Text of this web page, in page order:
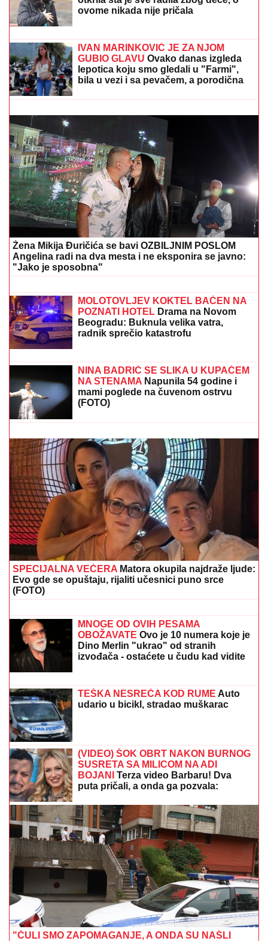
otkrila šta je sve radila zbog dece, o
ovome nikada nije pričala
Ovo se dešava u domu Ognjena Amidžića i Mine
Naumović, redovno ih POSEĆUJE ŽENA IZ AZIJE:
"Bio je proces oko papirologije, sa Perunom ne može
da pomogne"
IVAN MARINKOVIĆ JE ZA NJOM
GUBIO GLAVU
Ovako danas izgleda
lepotica koju smo gledali u "Farmi",
tragedija ju je slomila
PODIGNUTA OPTUŽNICA PROTIV
MAJKE (50) I SINA (20)Planirali
ubistvo Luke Bojovića?! Nađen
Žena Mikija Đuričića se bavi OZBILJNIM POSLOM
Angelina radi na dva mesta i ne eksponira se javno:
"Jako je sposobna"
DANAS BEZ VODE
BALjEVAC I MALA
MOŠTANICA: Nastavljaju se radovi u
obrenovsčkim selima
Beogradu: Buknula velika vatra,
radnik sprečio katastrofu
"NEĆE BITI KAO ONA KOJU PIŠU OČAJNICE"
Jovana Jeremić sprema haos, o ovome će svi brujati:
Potkačila bivše i sve muškarce
NINA BADRIĆ SE SLIKA U KUPAĆEM
NA STENAMANapunila 54 godine i
mami poglede na čuvenom ostrvu
(FOTO)
MILKA (82) DOŠLA SINU DA SKUVA
RUČAK, A ON JE UBIO:Detalji jezivog
zločina na Novom Beogradu, Zoran
pokušao da skoči sa terase na 7.
spratu